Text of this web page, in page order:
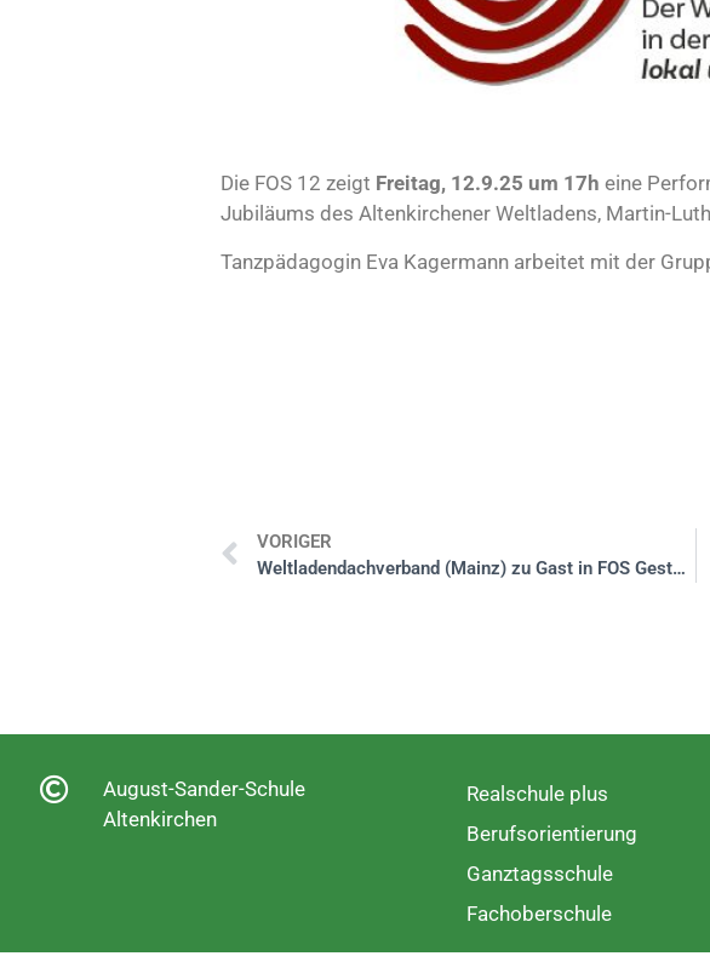
Die FOS 12 zeigt Freitag, 12.9.25 um 17heine
Jubiläums des Altenkirchener Weltladens, Martin-
Tanzpädagogin Eva Kagermann arbeitet mit der
VORIGER
Weltladendachverband (Mainz) zu Gast in FOS Gestaltung
August-Sander-Schule
Altenkirchen
Realschule plus
Berufsorientierung
Ganztagsschule
Fachoberschule